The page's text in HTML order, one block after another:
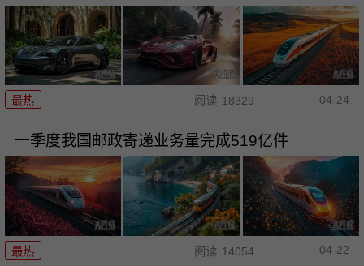
最热 阅读 18329 04-24
一季度我国邮政寄递业务量完成519亿件
最热 阅读 14054 04-22